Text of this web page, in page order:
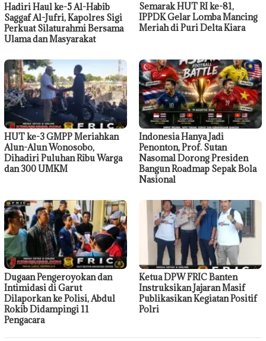
Hadiri Haul ke-5 Al-Habib
Saggaf Al-Jufri, Kapolres Sigi
Perkuat Silaturahmi Bersama
Ulama dan Masyarakat
Semarak HUT RI ke-81,
IPPDK Gelar Lomba Mancing
Meriah di Puri Delta Kiara
HUT ke-3 GMPP Meriahkan
Alun-Alun Wonosobo,
Dihadiri Puluhan Ribu Warga
dan 300 UMKM
Indonesia Hanya Jadi
Penonton, Prof. Sutan
Nasomal Dorong Presiden
Bangun Roadmap Sepak Bola
Nasional
Dugaan Pengeroyokan dan
Intimidasi di Garut
Dilaporkan ke Polisi, Abdul
Rokib Didampingi 11
Pengacara
Ketua DPW FRIC Banten
Instruksikan Jajaran Masif
Publikasikan Kegiatan Positif
Polri